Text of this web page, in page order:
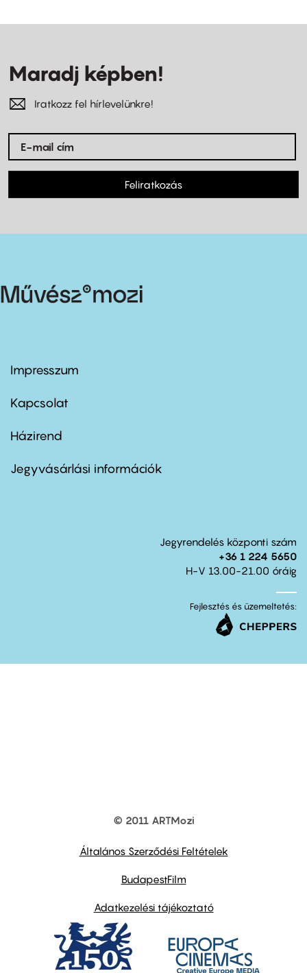
Maradj képben!
Iratkozz fel hírlevelünkre!
Feliratkozás
Footer
first
Impresszum
Kapcsolat
Footer
second
Házirend
Jegyvásárlási információk
Jegyrendelés központi szám
+36 1 224 5650
H-V 13.00-21.00 óráig
Fejlesztés és üzemeltetés:
© 2011 ARTMozi
Általános Szerződési Feltételek
BudapestFilm
Adatkezelési tájékoztató